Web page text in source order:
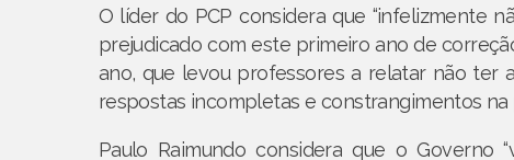
O líder do PCP considera que “infelizmente
prejudicado com este primeiro ano de
ano, que levou professores a relatar não ter
respostas incompletas e constrangimentos na
Paulo Raimundo considera que o Governo